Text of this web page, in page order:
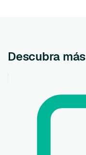
Descubra más